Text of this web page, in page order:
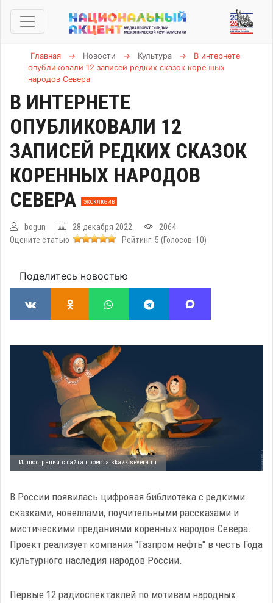
Главная → Новости → Культура →
В интернете
опубликовали 12 записей редких сказок коренных
народов Севера
В ИНТЕРНЕТЕ
ОПУБЛИКОВАЛИ 12
ЗАПИСЕЙ РЕДКИХ СКАЗОК
КОРЕННЫХ НАРОДОВ
СЕВЕРА
ЭКСКЛЮЗИВ
bogun 28 декабря 2022
2064
Оцените статью
Рейтинг: 5 (Голосов: 10)
Поделитесь новостью
Иллюстрация с сайта проекта skazkisevera.ru
В России появилась цифровая библиотека с редкими
сказками, новеллами, поучительными рассказами и
мистическими преданиями коренных народов Севера.
Проект реализует компания "Газпром нефть" в честь Года
культурного наследия народов России.
Первые 12 радиоспектаклей по мотивам народных